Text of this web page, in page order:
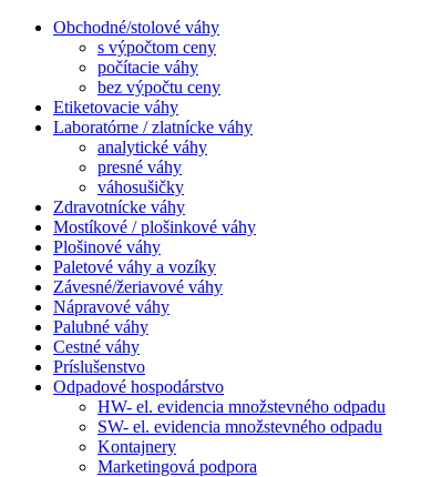
Obchodné/stolové váhy
s výpočtom ceny
počítacie váhy
bez výpočtu ceny
Etiketovacie váhy
Laboratórne / zlatnícke váhy
analytické váhy
presné váhy
váhosušičky
Zdravotnícke váhy
Mostíkové / plošinkové váhy
Plošinové váhy
Paletové váhy a vozíky
Závesné/žeriavové váhy
Nápravové váhy
Palubné váhy
Cestné váhy
Príslušenstvo
Odpadové hospodárstvo
HW- el. evidencia množstevného odpadu
SW- el. evidencia množstevného odpadu
Kontajnery
Marketingová podpora